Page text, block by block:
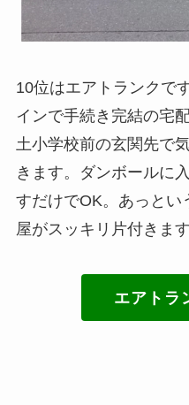
10位はエアトランクで
インで手続き完結の宅
土小学校前の玄関先で
きます。ダンボールに
すだけでOK。あっとい
屋がスッキリ片付きます
エアトラ